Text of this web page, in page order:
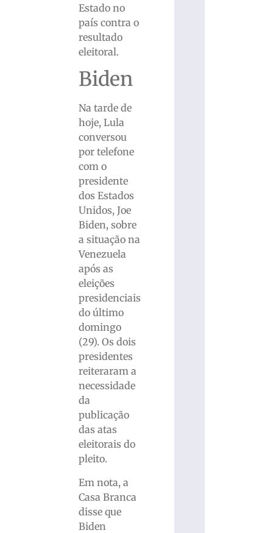
Estado no
país contra o
resultado
eleitoral.
Biden
Na tarde de
hoje, Lula
conversou
por telefone
com o
presidente
dos Estados
Unidos, Joe
Biden, sobre
a situação na
Venezuela
após as
eleições
presidenciais
do último
domingo
(29). Os dois
presidentes
reiteraram a
necessidade
da
publicação
das atas
eleitorais do
pleito.
Em nota, a
Casa Branca
disse que
Biden